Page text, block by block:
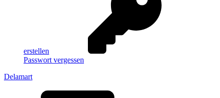
erstellen
Passwort vergessen
Delamart